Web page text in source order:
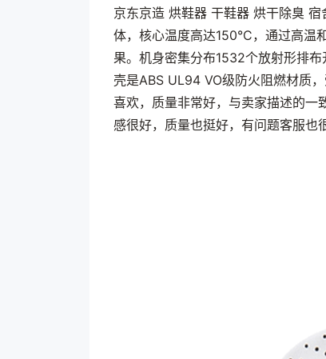
京东京造 烘鞋器 干鞋器 烘干除臭
体，核心温度高达150°C，通过高温
果。机身密集分布1532个放射形排
壳是ABS UL94 VO级防火阻燃材质
喜欢，质量非常好，与卖家描述的一
感很好，质量也挺好，有问题客服也